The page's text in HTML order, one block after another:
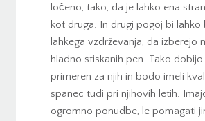
ločeno, tako, da je lahko ena
kot druga. In drugi pogoj bi lahko
lahkega vzdrževanja, da izberejo
hladno stiskanih pen. Tako
primeren za njih in bodo imeli
spanec tudi pri njihovih letih.
ogromno ponudbe, le pomagati